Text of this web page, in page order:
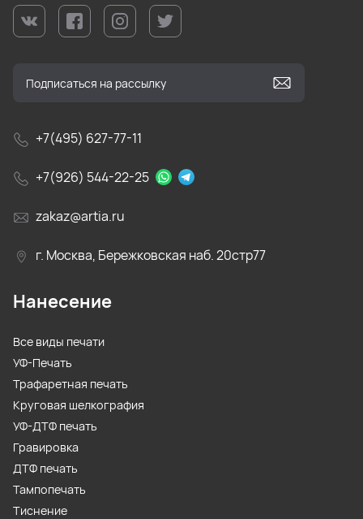
+7(495) 627-77-11
+7(926) 544-22-25
zakaz@artia.ru
г. Москва, Бережковская наб. 20стр77
Нанесение
Все виды печати
УФ-Печать
Трафаретная печать
Круговая шелкография
УФ-ДТФ печать
Гравировка
ДТФ печать
Тампопечать
Тиснение